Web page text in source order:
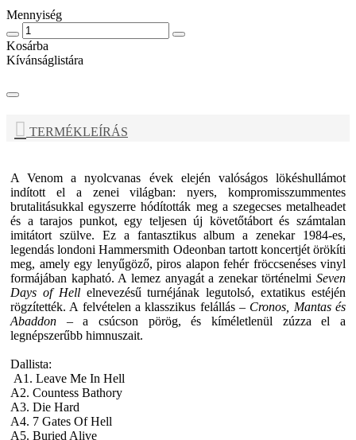
Mennyiség
Kosárba
Kívánságlistára
TERMÉKLEÍRÁS
A Venom a nyolcvanas évek elején valóságos lökéshullámot
indított el a zenei világban: nyers, kompromisszummentes
brutalitásukkal egyszerre hódították meg a szegecses metalheadet
és a tarajos punkot, egy teljesen új követőtábort és számtalan
imitátort szülve. Ez a fantasztikus album a zenekar 1984-es,
legendás londoni Hammersmith Odeonban tartott koncertjét örökíti
meg, amely egy lenyűgöző, piros alapon fehér fröccsenéses vinyl
formájában kapható. A lemez anyagát a zenekar történelmi Seven
Days of Hell elnevezésű turnéjának legutolsó, extatikus estéjén
rögzítették. A felvételen a klasszikus felállás – Cronos, Mantas és
Abaddon – a csúcson pörög, és kíméletlenül zúzza el a
legnépszerűbb himnuszait.
Dallista:
A1. Leave Me In Hell
A2. Countess Bathory
A3. Die Hard
A4. 7 Gates Of Hell
A5. Buried Alive